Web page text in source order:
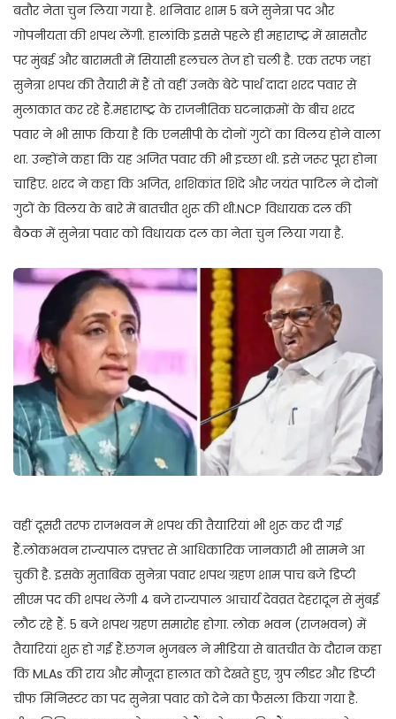
बतौर नेता चुन लिया गया है. शनिवार शाम 5 बजे सुनेत्रा पद और
गोपनीयता की शपथ लेंगी. हालांकि इससे पहले ही महाराष्ट्र में खासतौर
पर मुंबई और बारामती में सियासी हलचल तेज हो चली है. एक तरफ जहां
सुनेत्रा शपथ की तैयारी में हैं तो वहीं उनके बेटे पार्थ दादा शरद पवार से
मुलाकात कर रहे हैं.महाराष्ट्र के राजनीतिक घटनाक्रमों के बीच शरद
पवार ने भी साफ किया है कि एनसीपी के दोनों गुटों का विलय होने वाला
था. उन्होंने कहा कि यह अजित पवार की भी इच्छा थी. इसे जरूर पूरा होना
चाहिए. शरद ने कहा कि अजित, शशिकांत शिंदे और जयंत पाटिल ने दोनों
गुटों के विलय के बारे में बातचीत शुरू की थी.NCP विधायक दल की
बैठक में सुनेत्रा पवार को विधायक दल का नेता चुन लिया गया है.
वहीं दूसरी तरफ राजभवन में शपथ की तैयारियां भी शुरू कर दी गई
हैं.लोकभवन राज्यपाल दफ़्तर से आधिकारिक जानकारी भी सामने आ
चुकी है. इसके मुताबिक सुनेत्रा पवार शपथ ग्रहण शाम पाच बजे डिप्टी
सीएम पद की शपथ लेंगी 4 बजे राज्यपाल आचार्य देवव्रत देहरादून से मुंबई
लौट रहे हैं. 5 बजे शपथ ग्रहण समारोह होगा. लोक भवन (राजभवन) में
तैयारियां शुरू हो गई हैं.छगन भुजबल ने मीडिया से बातचीत के दौरान कहा
कि MLAs की राय और मौजूदा हालात को देखते हुए, ग्रुप लीडर और डिप्टी
चीफ मिनिस्टर का पद सुनेत्रा पवार को देने का फैसला किया गया है.